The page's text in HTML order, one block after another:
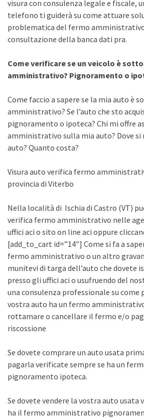
visura con consulenza legale e fiscale,
telefono ti guiderà su come attuare
problematica del fermo
consultazione della banca dati pra.
Come verificare se un veicolo è
amministrativo? Pignoramento o
Come faccio a sapere se la mia auto è
amministrativo? Se l’auto che sto
pignoramento o ipoteca? Chi mi offre
amministrativo sulla mia auto? Dove si
auto? Quanto costa?
Visura auto verifica fermo
provincia di Viterbo
Nella località di Ischia di Castro (VT)
verifica fermo amministrativo nelle
uffici aci o sito on line aci oppure
[add_to_cart id=”14″] Come si fa a
fermo amministrativo o un altro
munitevi di targa dell’auto che dovete
presso gli uffici aci o usufruendo del
una consulenza professionale su come
vostra auto ha un fermo
rottamare o cancellare il fermo e/o
riscossione
Se dovete comprare un auto usata
pagarla verificate sempre se ha un
pignoramento ipoteca.
Se dovete vendere la vostra auto usata
ha il fermo amministrativo